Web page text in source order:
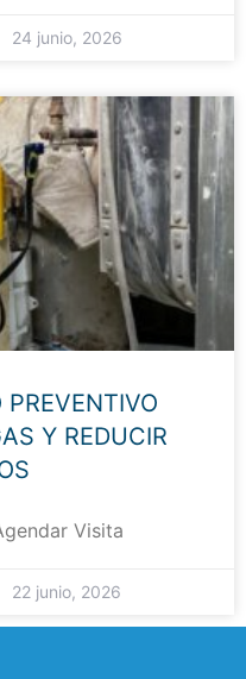
24 junio, 2026
Y REDUCIR
Visita
22 junio, 2026